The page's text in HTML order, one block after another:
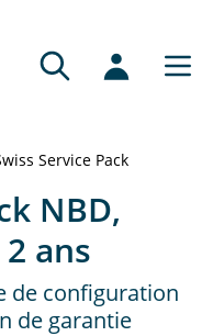
Service Pack
NBD,
ans
de configuration
de garantie